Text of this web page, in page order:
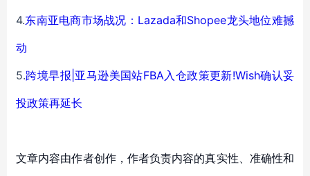
4.东南亚电商市场战况：Lazada和Shopee龙头地位难撼
动
5.跨境早报|亚马逊美国站FBA入仓政策更新!Wish确认妥
投政策再延长
文章内容由作者创作，作者负责内容的真实性、准确性和